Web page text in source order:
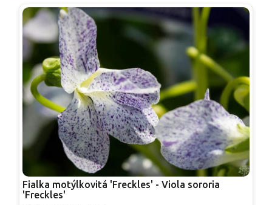
Fialka motýlkovitá 'Freckles' - Viola sororia
'Freckles'